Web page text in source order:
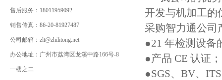
售后服务：18011959092
销售传真：86-20-81927487
公司邮箱：zlt@zhilitong.net
办公地址：广州市荔湾区龙溪中路166号-8
一楼之二
开发与机加工的
采购智力通公司
●21 年检测设备
●产品 CE 认证；
●SGS、BV、